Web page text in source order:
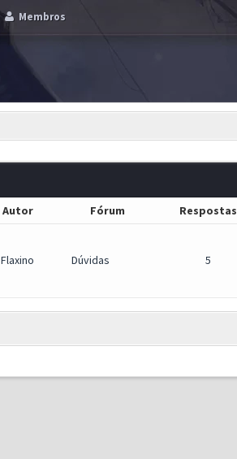
Membros
Autor Fórum Respostas
Flaxino Dúvidas 5